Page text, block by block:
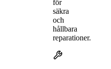
för
säkra
och
hållbara
reparationer.